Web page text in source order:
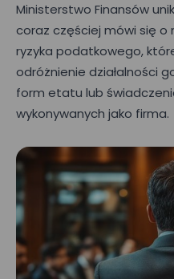
Ministerstwo Finansów
coraz częściej mówi się o
ryzyka podatkowego,
odróżnienie działalności
form etatu lub
wykonywanych jako firma.